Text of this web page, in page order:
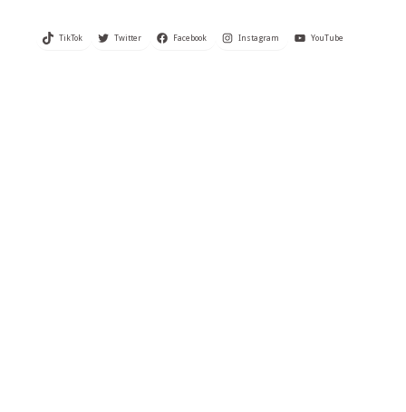
TikTok Twitter Facebook Instagram YouTube